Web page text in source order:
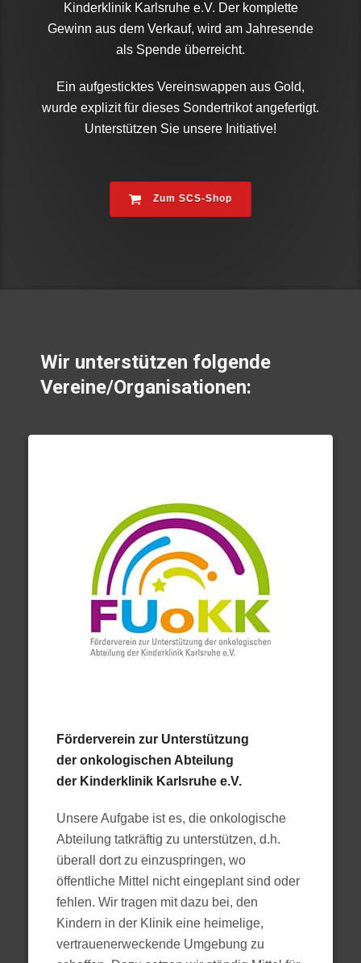
Kinderklinik Karlsruhe e.V. Der komplette
Gewinn aus dem Verkauf, wird am Jahresende
als Spende überreicht.
Ein aufgesticktes Vereinswappen aus Gold,
wurde explizit für dieses Sondertrikot angefertigt.
Unterstützen Sie unsere Initiative!
Zum SCS-Shop
Wir unterstützen folgende
Vereine/Organisationen:
Förderverein zur Unterstützung
der onkologischen Abteilung
der Kinderklinik Karlsruhe e.V.
Unsere Aufgabe ist es, die onkologische
Abteilung tatkräftig zu unterstützen, d.h.
überall dort zu einzuspringen, wo
öffentliche Mittel nicht eingeplant sind oder
fehlen. Wir tragen mit dazu bei, den
Kindern in der Klinik eine heimelige,
vertrauenerweckende Umgebung zu